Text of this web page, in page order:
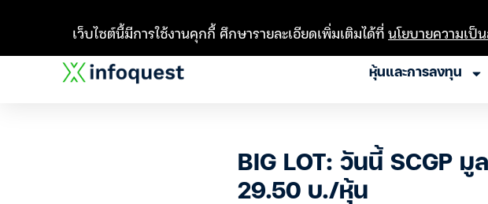
หุ้นและการลงทุน
BIG LOT: วันนี้ SCGP
29.50 บ./หุ้น
เว็บไซต์นี้มีการใช้งานคุกกี้ ศึกษารายละเอียดเพิ่มเติมได้ที่นโยบายความเป็